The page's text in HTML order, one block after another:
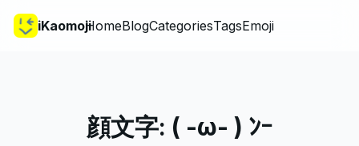
iKaomojiHomeBlogCategoriesTagsEmoji
顔文字: ( -ω- ) ﾝｰ